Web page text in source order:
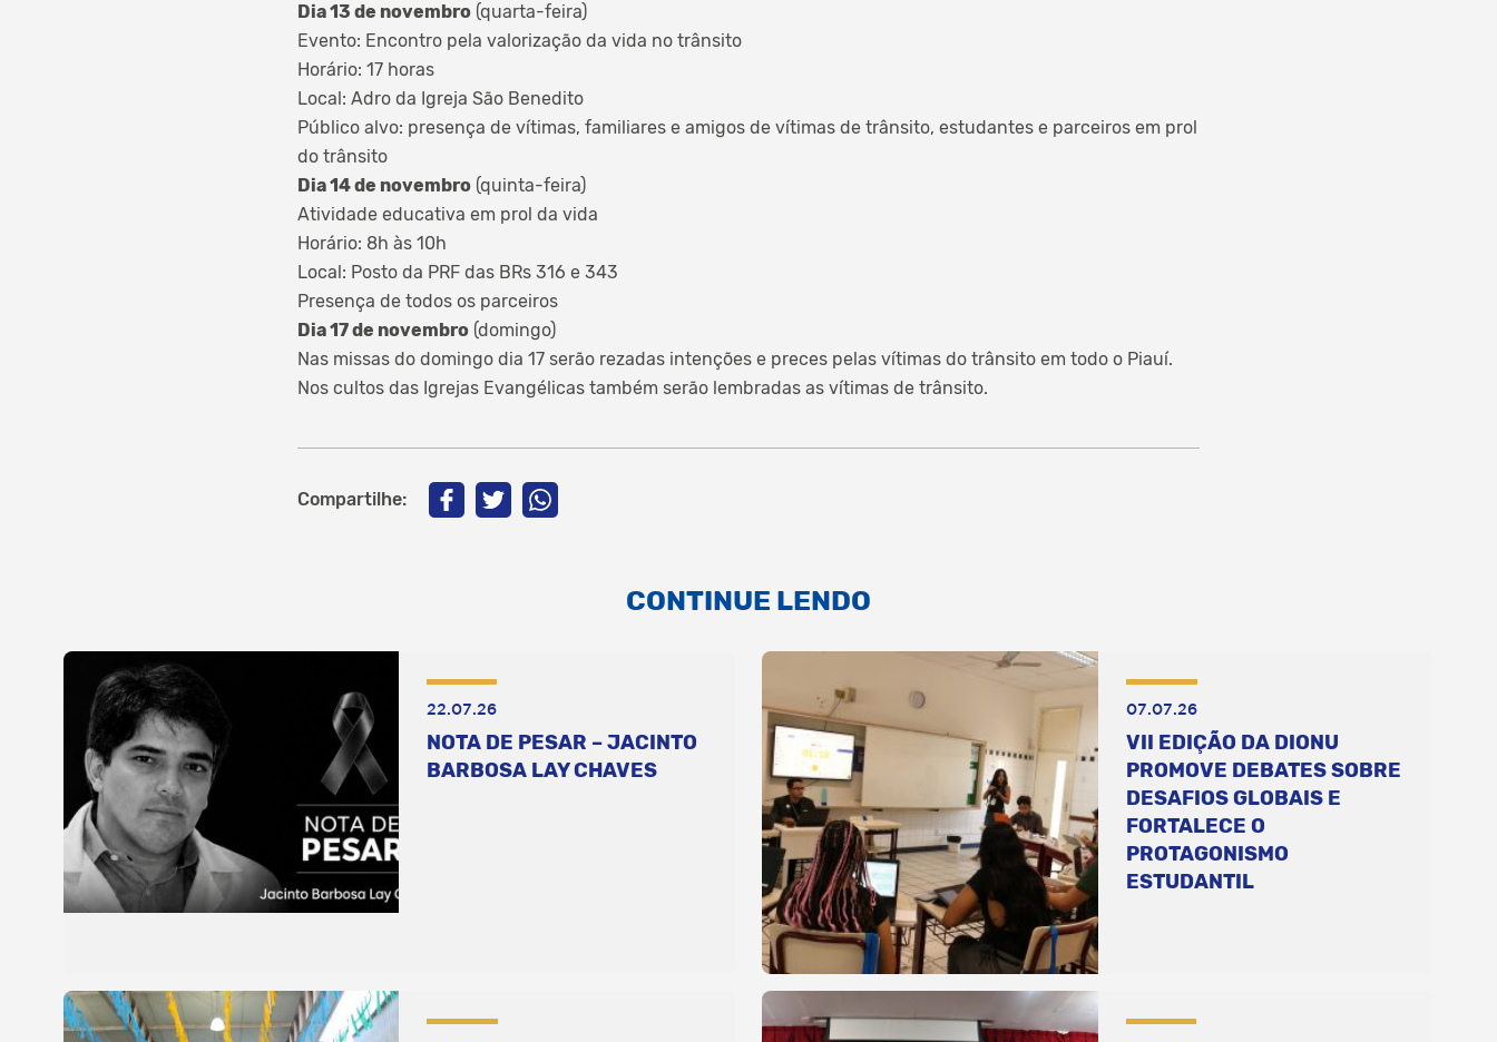
Dia 13 de novembro (quarta-feira)
Evento: Encontro pela valorização da vida no trânsito
Horário: 17 horas
Local: Adro da Igreja São Benedito
Público alvo: presença de vítimas, familiares e amigos de vítimas de trânsito, estudantes e parceiros em prol
do trânsito
Dia 14 de novembro (quinta-feira)
Atividade educativa em prol da vida
Horário: 8h às 10h
Local: Posto da PRF das BRs 316 e 343
Presença de todos os parceiros
Dia 17 de novembro (domingo)
Nas missas do domingo dia 17 serão rezadas intenções e preces pelas vítimas do trânsito em todo o Piauí.
Nos cultos das Igrejas Evangélicas também serão lembradas as vítimas de trânsito.
Compartilhe:
CONTINUE LENDO
22.07.26
NOTA DE PESAR – JACINTO
BARBOSA LAY CHAVES
07.07.26
VII EDIÇÃO DA DIONU
PROMOVE DEBATES SOBRE
DESAFIOS GLOBAIS E
FORTALECE O
PROTAGONISMO
ESTUDANTIL